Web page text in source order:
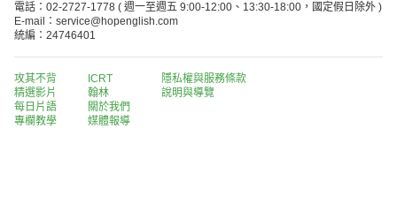
電話：02-2727-1778 ( 週一至週五 9:00-12:00、13:30-18:00，國定假日除外 )
E-mail：service@hopenglish.com
統編：24746401
攻其不背
精選影片
每日片語
專欄教學
ICRT
翰林
關於我們
媒體報導
隱私權與服務條款
說明與導覽